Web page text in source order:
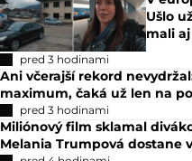
Ušlo
mali
pred 3 hodinami
Ani včerajší rekord
maximum, čaká už len na
pred 3 hodinami
Miliónový film sklamal
Melania Trumpová dostane